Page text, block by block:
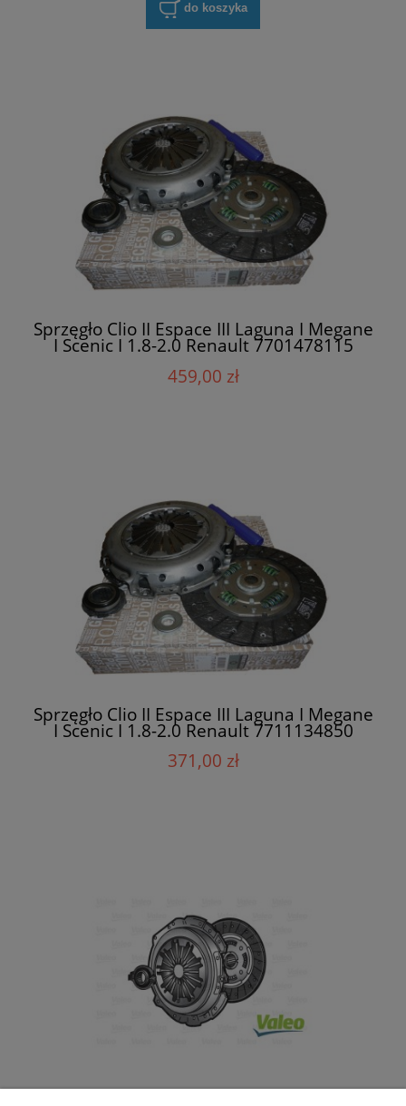
do koszyka
Sprzęgło Clio II Espace III Laguna I Megane
I Scenic I 1.8-2.0 Renault 7701478115
459,00 zł
Sprzęgło Clio II Espace III Laguna I Megane
I Scenic I 1.8-2.0 Renault 7711134850
371,00 zł